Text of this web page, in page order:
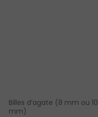
Billes d’agate (8 mm ou 10
mm)